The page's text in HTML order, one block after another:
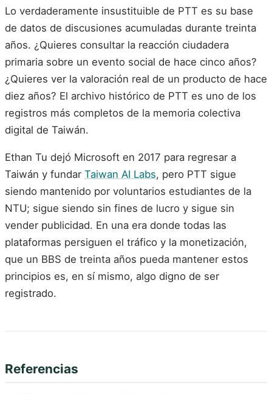
Lo verdaderamente insustituible de PTT es su base
de datos de discusiones acumuladas durante treinta
años. ¿Quieres consultar la reacción ciudadera
primaria sobre un evento social de hace cinco años?
¿Quieres ver la valoración real de un producto de hace
diez años? El archivo histórico de PTT es uno de los
registros más completos de la memoria colectiva
digital de Taiwán.
Ethan Tu dejó Microsoft en 2017 para regresar a
Taiwán y fundar Taiwan AI Labs, pero PTT sigue
siendo mantenido por voluntarios estudiantes de la
NTU; sigue siendo sin fines de lucro y sigue sin
vender publicidad. En una era donde todas las
plataformas persiguen el tráfico y la monetización,
que un BBS de treinta años pueda mantener estos
principios es, en sí mismo, algo digno de ser
registrado.
Referencias